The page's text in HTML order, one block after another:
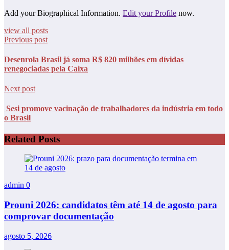
Add your Biographical Information. Edit your Profile now.
view all posts
Previous post
Desenrola Brasil já soma R$ 820 milhões em dívidas
renegociadas pela Caixa
Next post
Sesi promove vacinação de trabalhadores da indústria em todo
o Brasil
Related Posts
admin 0
Prouni 2026: candidatos têm até 14 de agosto para
comprovar documentação
agosto 5, 2026